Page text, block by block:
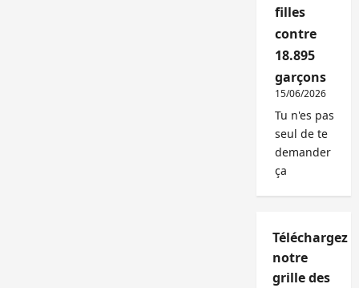
filles
contre
18.895
garçons
15/06/2026
Tu n'es pas
seul de te
demander
ça
Téléchargez
notre
grille des